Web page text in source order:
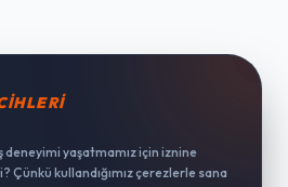
deneyimi yaşatmamız için iznine
Çünkü kullandığımız çerezlerle sana